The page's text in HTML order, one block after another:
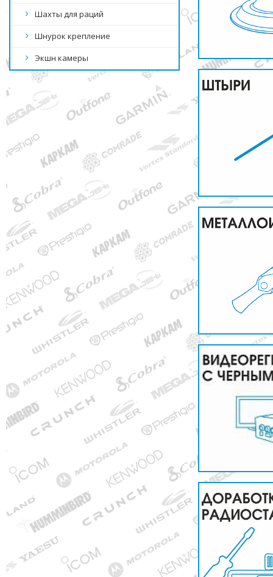
Шахты для раций
Шнурок крепление
Экшн камеры